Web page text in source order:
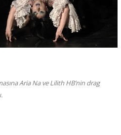
Aria Na ve Lilith HB’nin drag